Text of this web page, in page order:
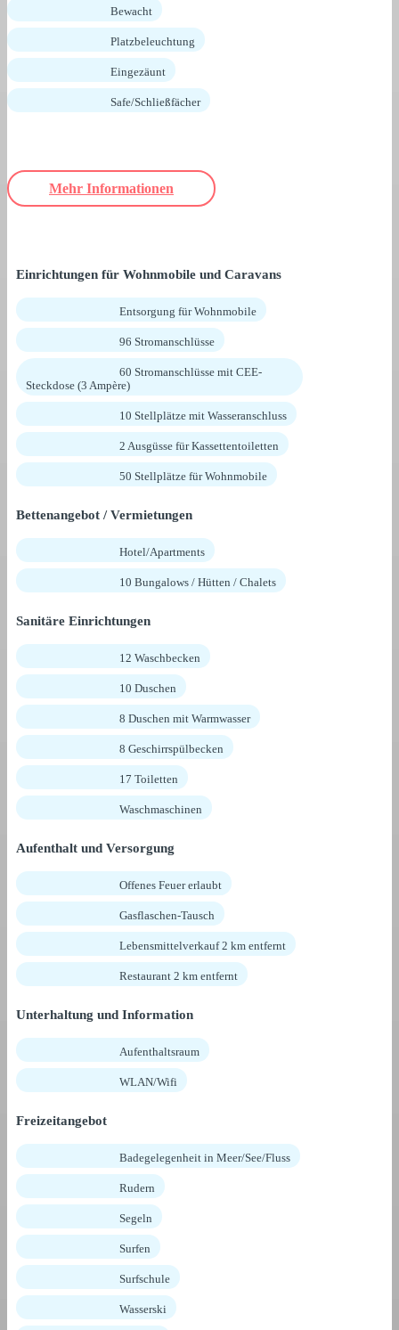
Bewacht
Platzbeleuchtung
Eingezäunt
Safe/Schließfächer
Mehr Informationen
Einrichtungen für Wohnmobile und Caravans
Entsorgung für Wohnmobile
96 Stromanschlüsse
60 Stromanschlüsse mit CEE-
Steckdose (3 Ampère)
10 Stellplätze mit Wasseranschluss
2 Ausgüsse für Kassettentoiletten
50 Stellplätze für Wohnmobile
Bettenangebot / Vermietungen
Hotel/Apartments
10 Bungalows / Hütten / Chalets
Sanitäre Einrichtungen
12 Waschbecken
10 Duschen
8 Duschen mit Warmwasser
8 Geschirrspülbecken
17 Toiletten
Waschmaschinen
Aufenthalt und Versorgung
Offenes Feuer erlaubt
Gasflaschen-Tausch
Lebensmittelverkauf 2 km entfernt
Restaurant 2 km entfernt
Unterhaltung und Information
Aufenthaltsraum
WLAN/Wifi
Freizeitangebot
Badegelegenheit in Meer/See/Fluss
Rudern
Segeln
Surfen
Surfschule
Wasserski